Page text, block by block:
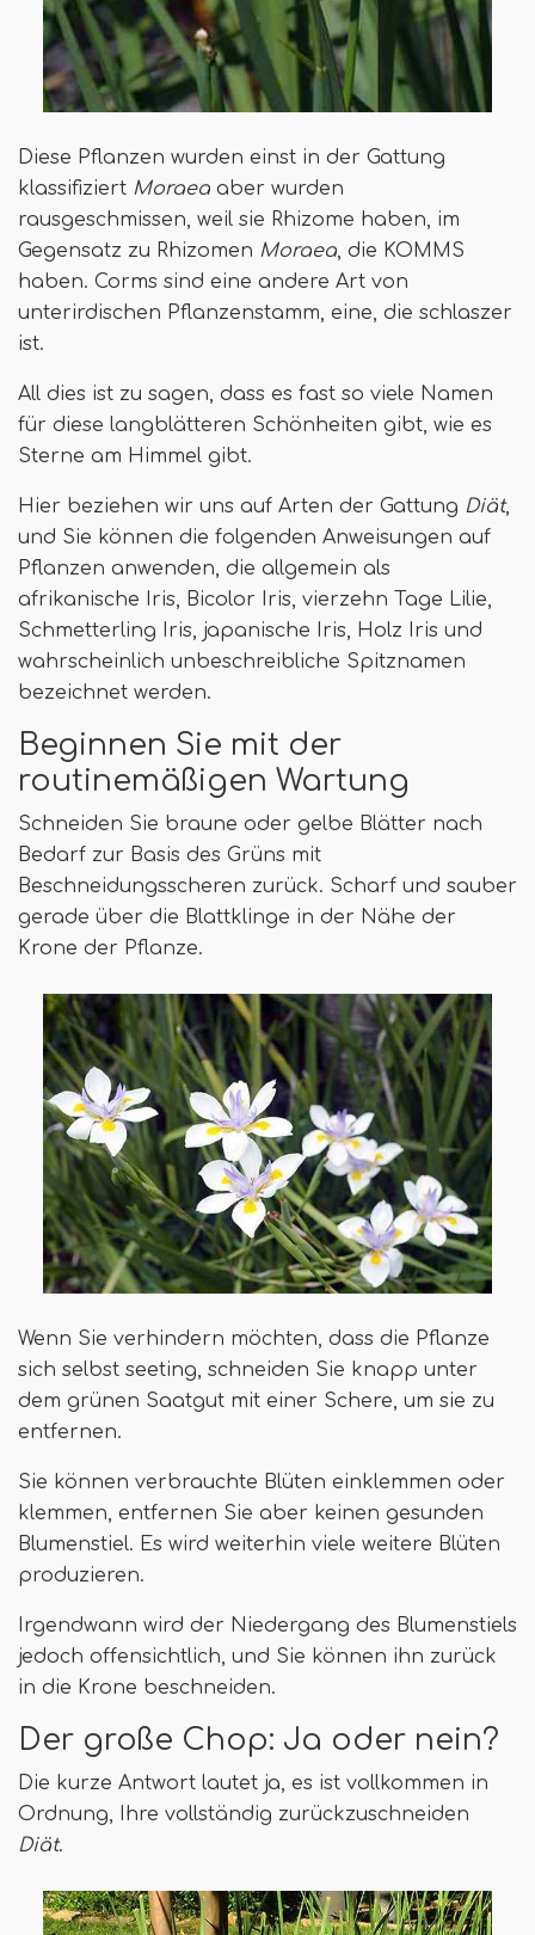
Diese Pflanzen wurden einst in der Gattung
klassifiziert Moraea aber wurden
rausgeschmissen, weil sie Rhizome haben, im
Gegensatz zu Rhizomen Moraea, die KOMMS
haben. Corms sind eine andere Art von
unterirdischen Pflanzenstamm, eine, die schlaszer
ist.
All dies ist zu sagen, dass es fast so viele Namen
für diese langblätteren Schönheiten gibt, wie es
Sterne am Himmel gibt.
Hier beziehen wir uns auf Arten der Gattung Diät,
und Sie können die folgenden Anweisungen auf
Pflanzen anwenden, die allgemein als
afrikanische Iris, Bicolor Iris, vierzehn Tage Lilie,
Schmetterling Iris, japanische Iris, Holz Iris und
wahrscheinlich unbeschreibliche Spitznamen
bezeichnet werden.
Beginnen Sie mit der
routinemäßigen Wartung
Schneiden Sie braune oder gelbe Blätter nach
Bedarf zur Basis des Grüns mit
Beschneidungsscheren zurück. Scharf und sauber
gerade über die Blattklinge in der Nähe der
Krone der Pflanze.
Wenn Sie verhindern möchten, dass die Pflanze
sich selbst seeting, schneiden Sie knapp unter
dem grünen Saatgut mit einer Schere, um sie zu
entfernen.
Sie können verbrauchte Blüten einklemmen oder
klemmen, entfernen Sie aber keinen gesunden
Blumenstiel. Es wird weiterhin viele weitere Blüten
produzieren.
Irgendwann wird der Niedergang des Blumenstiels
jedoch offensichtlich, und Sie können ihn zurück
in die Krone beschneiden.
Der große Chop: Ja oder nein?
Die kurze Antwort lautet ja, es ist vollkommen in
Ordnung, Ihre vollständig zurückzuschneiden
Diät.